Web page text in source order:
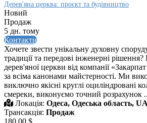
Дерев'яна церква: проєкт та будівництво
Новий
Продаж
5 дн. тому
Контакти
Хочете звести унікальну духовну
традиції та передові інженерні
дерев'яної церкви від компанії
за всіма канонами майстерності. Ми
виключно якісні круглі оциліндровані
смереки, виконуємо точний розрахунок
Локація: Одеса, Одеська область, UA
Трансакція: Продаж
180.00 $